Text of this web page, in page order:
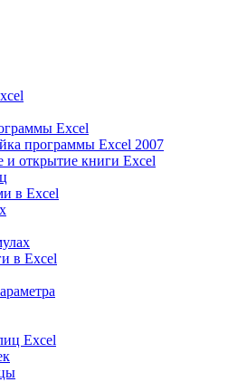
Excel
программы Excel 2007
и открытие книги Excel
в Excel
в Excel
Excel